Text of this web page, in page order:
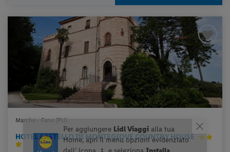
Marche - Fano (PU)
HOTEL CASTELLO DI MONTEGIOVE COUNTRY HOUSE